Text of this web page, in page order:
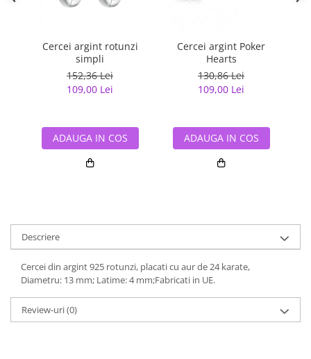
Cercei argint rotunzi
simpli
152,36 Lei
109,00 Lei
ADAUGA IN COS
Cercei argint Poker
Hearts
130,86 Lei
109,00 Lei
ADAUGA IN COS
Descriere
Cercei din argint 925 rotunzi, placati cu aur de 24 karate,
Diametru: 13 mm; Latime: 4 mm;Fabricati in UE.
Review-uri(0)